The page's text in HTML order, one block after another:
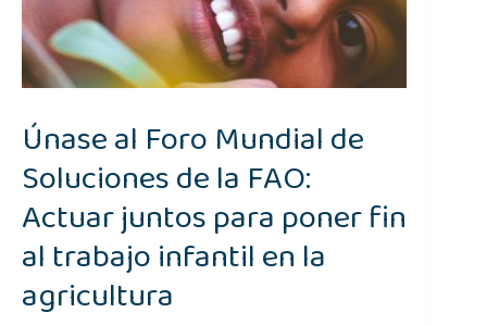
Únase al Foro Mundial de
Soluciones de la FAO:
Actuar juntos para poner fin
al trabajo infantil en la
agricultura